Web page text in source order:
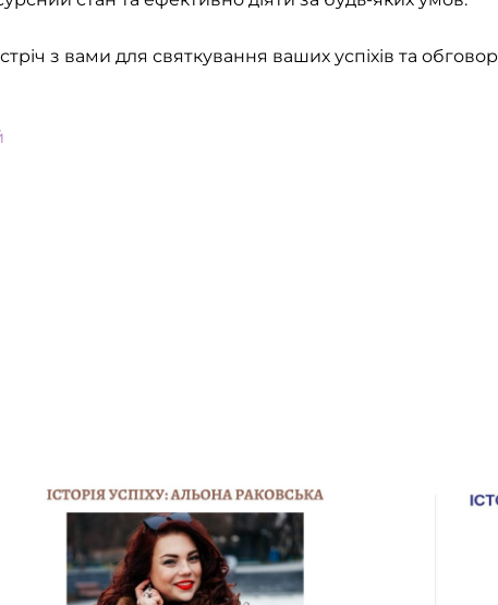
з вами для святкування ваших успіхів та